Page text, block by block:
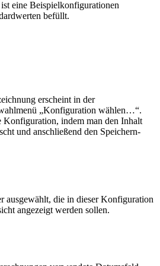
eine Beispielkonfigurationen
befüllt.
erscheint in der
„Konfiguration wählen…“.
Konfiguration, indem man den Inhalt
und anschließend den Speichern-
ausgewählt, die in dieser Konfiguration
angezeigt werden sollen.